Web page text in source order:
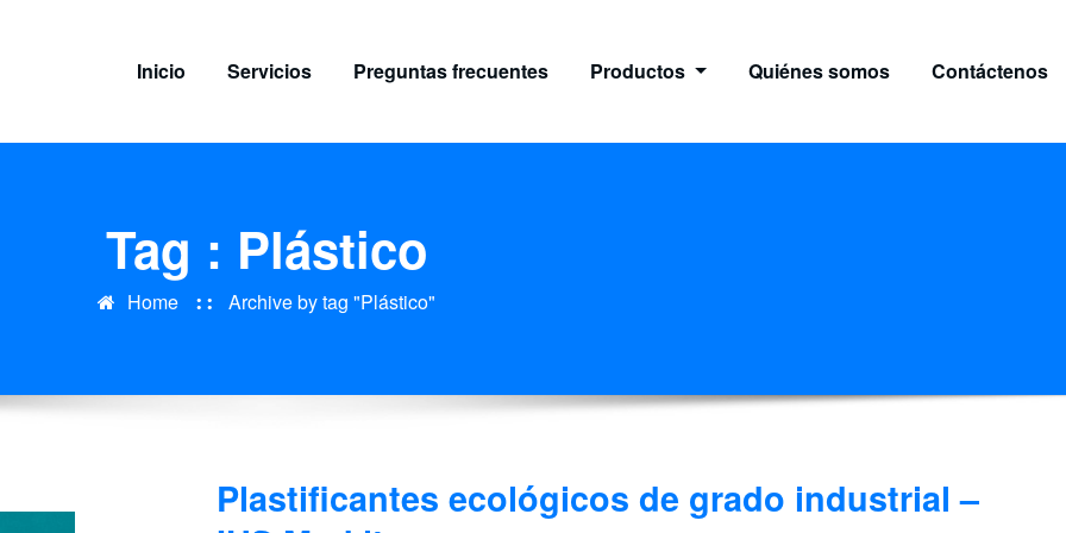
Inicio Servicios Preguntas frecuentes Productos Quiénes somos Contáctenos
Tag : Plástico
Home Archive by tag "Plástico"
Plastificantes ecológicos de grado industrial –